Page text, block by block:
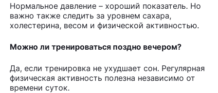
Нормальное давление – хороший показатель. Но
важно также следить за уровнем сахара,
холестерина, весом и физической активностью.
Можно ли тренироваться поздно вечером?
Да, если тренировка не ухудшает сон. Регулярная
физическая активность полезна независимо от
времени суток.